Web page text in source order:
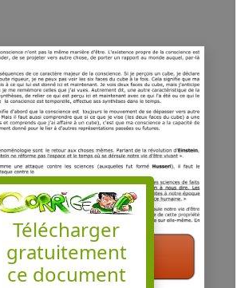
Télécharger
gratuitement
ce document